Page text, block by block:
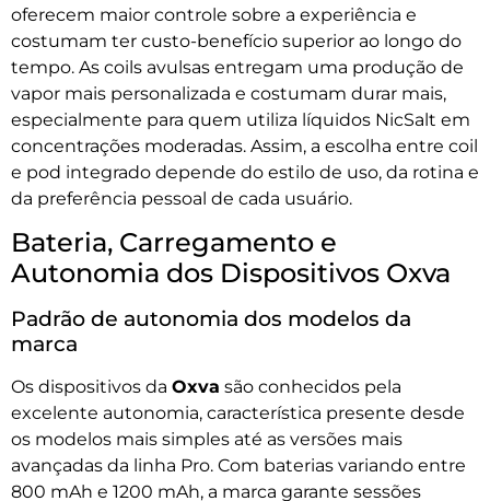
oferecem maior controle sobre a experiência e
costumam ter custo-benefício superior ao longo do
tempo. As coils avulsas entregam uma produção de
vapor mais personalizada e costumam durar mais,
especialmente para quem utiliza líquidos NicSalt em
concentrações moderadas. Assim, a escolha entre coil
e pod integrado depende do estilo de uso, da rotina e
da preferência pessoal de cada usuário.
Bateria, Carregamento e
Autonomia dos Dispositivos Oxva
Padrão de autonomia dos modelos da
marca
Os dispositivos da Oxva são conhecidos pela
excelente autonomia, característica presente desde
os modelos mais simples até as versões mais
avançadas da linha Pro. Com baterias variando entre
800 mAh e 1200 mAh, a marca garante sessões